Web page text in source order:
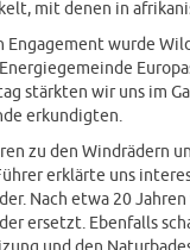
mit denen in
Engagement wurde
stärkten wir uns im
erkundigten.
zu den Windrädern
erklärte uns
Nach etwa 20
ersetzt. Ebenfalls